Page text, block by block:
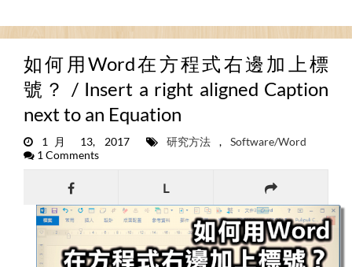
如何用Word在方程式右邊加上標
號？ / Insert a right aligned Caption
next to an Equation
1月 13, 2017 研究方法, Software/Word
1 Comments
L